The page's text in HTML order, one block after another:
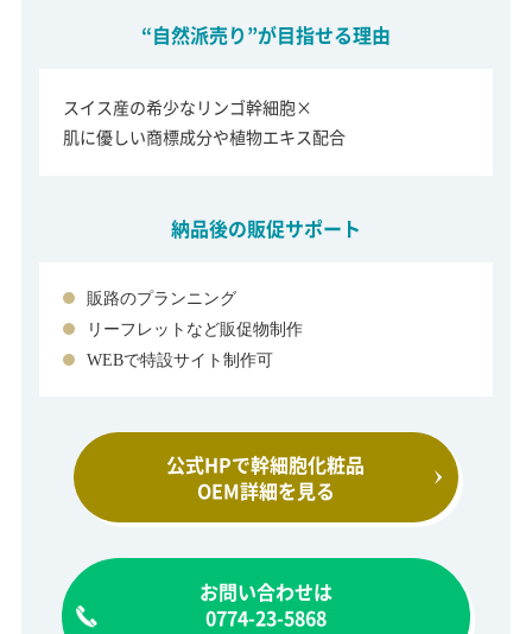
“自然派売り”が目指せる理由
スイス産の希少なリンゴ幹細胞×
肌に優しい商標成分や植物エキス配合
納品後の販促サポート
販路のプランニング
リーフレットなど販促物制作
WEBで特設サイト制作可
公式HPで幹細胞化粧品
OEM詳細を見る
お問い合わせは
0774-23-5868